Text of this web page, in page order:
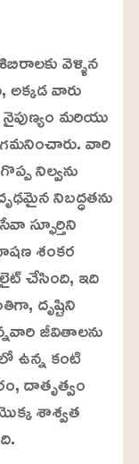
వెళ్ళిన
అక్కడ వారు
నైపుణ్యం మరియు
వారి
నిల్వను
నిబద్ధతను
స్ఫూర్తిని
శంకర
చేసింది, ఇది
దృష్టిని
జీవితాలను
ఉన్న కంటి
దాతృత్వం
శాశ్వత